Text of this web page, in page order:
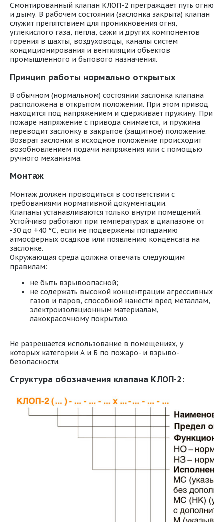
Смонтированный клапан КЛОП-2 преграждает путь огню
и дыму. В рабочем состоянии (заслонка закрыта) клапан
служит препятствием для проникновения огня,
углекислого газа, пепла, сажи и других компонентов
горения в шахты, воздуховоды, каналы систем
кондиционирования и вентиляции объектов
промышленного и бытового назначения.
Принцип работы нормально открытых
В обычном (нормальном) состоянии заслонка клапана
расположена в открытом положении. При этом привод
находится под напряжением и сдерживает пружину. При
пожаре напряжение с привода снимается, и пружина
переводит заслонку в закрытое (защитное) положение.
Возврат заслонки в исходное положение происходит
возобновлением подачи напряжения или с помощью
ручного механизма.
Монтаж
Монтаж должен проводиться в соответствии с
требованиями нормативной документации.
Клапаны устанавливаются только внутри помещений.
Устойчиво работают при температурах в диапазоне от
-30 до +40 °С, если не подвержены попаданию
атмосферных осадков или появлению конденсата на
заслонке.
Окружающая среда должна отвечать следующим
правилам:
не быть взрывоопасной;
не содержать высокой концентрации агрессивных
газов и паров, способной нанести вред металлам,
электроизоляционным материалам,
лакокрасочному покрытию.
Не разрешается использование в помещениях, у
которых категории А и Б по пожаро- и взрыво-
безопасности.
Структура обозначения клапана КЛОП-2: